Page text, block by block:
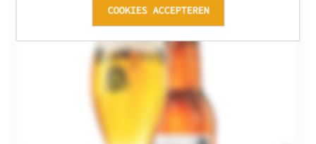
COOKIES ACCEPTEREN